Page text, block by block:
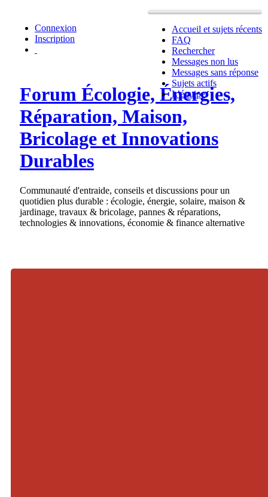
Accueil et sujets récents
FAQ
Rechercher
Messages non lus
Messages sans réponse
Sujets actifs
L’équipe
Connexion
Inscription
Forum Écologie, Énergies,
Réparation, Maison,
Bricolage et Innovations
Durables
Communauté d'entraide, conseils et discussions pour un
quotidien plus durable : écologie, énergie, solaire, maison &
jardinage, travaux & bricolage, pannes & réparations,
technologies & innovations, économie & finance alternative